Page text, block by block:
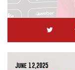
June 12,2025